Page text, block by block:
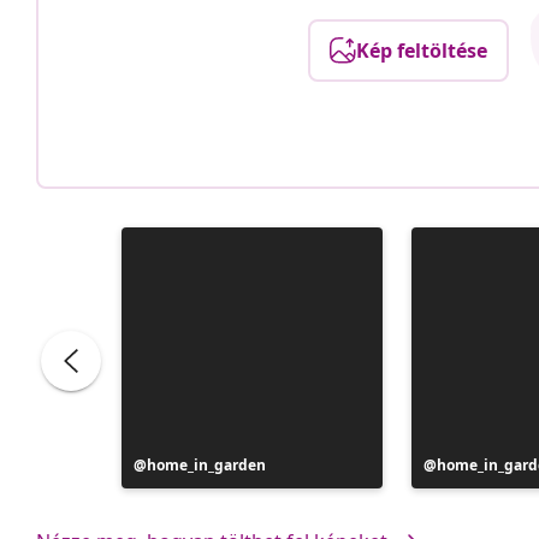
Kép feltöltése
Bejegyzés
közzétevője
home_in_garden
Bejegyzés
közzétevője